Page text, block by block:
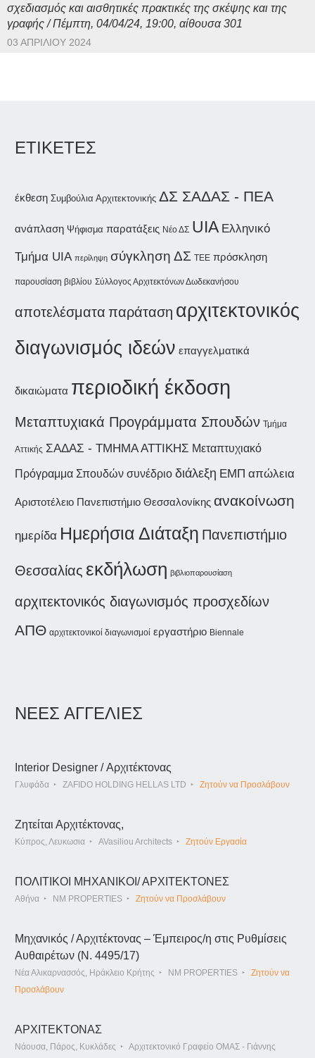
σχεδιασμός και αισθητικές πρακτικές της σκέψης και της
γραφής / Πέμπτη, 04/04/24, 19:00, αίθουσα 301
03 ΑΠΡΙΛΊΟΥ 2024
ΕΤΙΚΕΤΕΣ
έκθεση Συμβούλια Αρχιτεκτονικής ΔΣ ΣΑΔΑΣ - ΠΕΑ
ανάπλαση Ψήφισμα παρατάξεις Νέο ΔΣ UIA Ελληνικό
Τμήμα UIA περίληψη σύγκληση ΔΣ ΤΕΕ πρόσκληση
παρουσίαση βιβλίου Σύλλογος Αρχιτεκτόνων Δωδεκανήσου
αποτελέσματα παράταση αρχιτεκτονικός
διαγωνισμός ιδεών επαγγελματικά
δικαιώματα περιοδική έκδοση
Μεταπτυχιακά Προγράμματα Σπουδών Τμήμα
Αττικής ΣΑΔΑΣ - ΤΜΗΜΑ ΑΤΤΙΚΗΣ Μεταπτυχιακό
Πρόγραμμα Σπουδών συνέδριο διάλεξη ΕΜΠ απώλεια
Αριστοτέλειο Πανεπιστήμιο Θεσσαλονίκης ανακοίνωση
ημερίδα Ημερήσια Διάταξη Πανεπιστήμιο
Θεσσαλίας εκδήλωση βιβλιοπαρουσίαση
αρχιτεκτονικός διαγωνισμός προσχεδίων
ΑΠΘ αρχιτεκτονικοί διαγωνισμοί εργαστήριο Biennale
ΝΕΕΣ ΑΓΓΕΛΙΕΣ
Interior Designer / Αρχιτέκτονας
Γλυφάδα ZAFIDO HOLDING HELLAS LTD Ζητούν να Προσλάβουν
Ζητείται Αρχιτέκτονας,
Κύπρος, Λευκωσια AVasiliou Architects Ζητούν Εργασία
ΠΟΛΙΤΙΚΟΙ ΜΗΧΑΝΙΚΟΙ/ ΑΡΧΙΤΕΚΤΟΝΕΣ
Αθήνα NM PROPERTIES Ζητούν να Προσλάβουν
Μηχανικός / Αρχιτέκτονας – Έμπειρος/η στις Ρυθμίσεις
Αυθαιρέτων (Ν. 4495/17)
Νέα Αλικαρνασσός, Ηράκλειο Κρήτης NM PROPERTIES
Ζητούν να
Προσλάβουν
ΑΡΧΙΤΕΚΤΟΝΑΣ
Νάουσα, Πάρος, Κυκλάδες Αρχιτεκτονικό Γραφείο ΟΜΑΣ - Γιάννης